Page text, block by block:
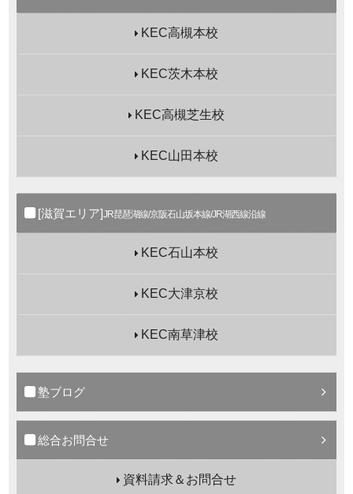
KEC高槻本校
KEC茨木本校
KEC高槻芝生校
KEC山田本校
[滋賀エリア]JR琵琶湖線/京阪石山坂本線/JR湖西線沿線
KEC石山本校
KEC大津京校
KEC南草津校
塾ブログ
総合お問合せ
資料請求＆お問合せ